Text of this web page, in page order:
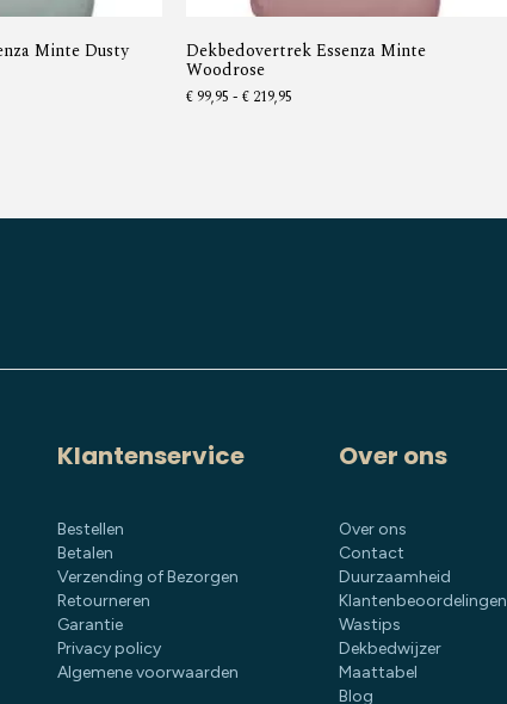
Minte Dusty Dekbedovertrek Essenza Minte
Woodrose
€ 99,95 - € 219,95
Klantenservice
Bestellen
Betalen
Verzending of Bezorgen
Retourneren
Garantie
Privacy policy
Algemene voorwaarden
Over ons
Over ons
Contact
Duurzaamheid
Klantenbeoordelingen
Wastips
Dekbedwijzer
Maattabel
Blog